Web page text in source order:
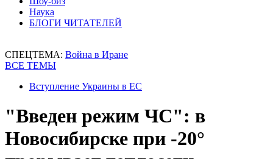
Наука
БЛОГИ ЧИТАТЕЛЕЙ
СПЕЦТЕМА: Война в Иране
ВСЕ ТЕМЫ
Вступление Украины в ЕС
"Введен режим ЧС": в
Новосибирске при -20°